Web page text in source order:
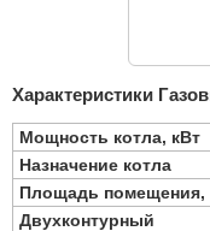
Характеристики
Мощность котла, кВт
Назначение котла
Площадь помещения,
Двухконтурный